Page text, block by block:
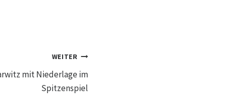
WEITER
mit Niederlage im
Spitzenspiel